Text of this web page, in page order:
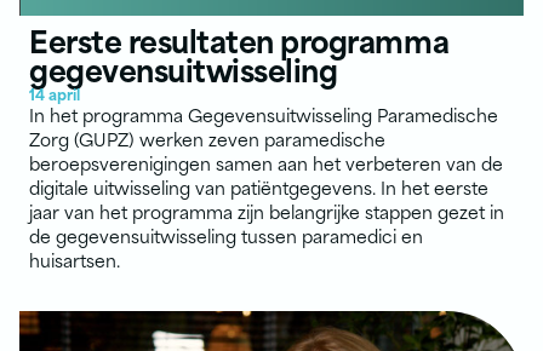
Eerste resultaten programma
gegevensuitwisseling
14 april
In het programma Gegevensuitwisseling Paramedische
Zorg (GUPZ) werken zeven paramedische
beroepsverenigingen samen aan het verbeteren van de
digitale uitwisseling van patiëntgegevens. In het eerste
jaar van het programma zijn belangrijke stappen gezet in
de gegevensuitwisseling tussen paramedici en
huisartsen.